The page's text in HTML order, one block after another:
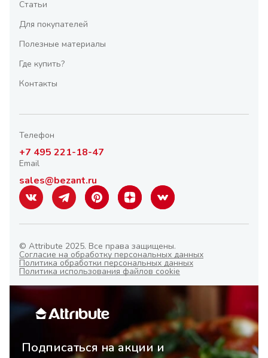
Статьи
Для покупателей
Полезные материалы
Где купить?
Контакты
Телефон
+7 495 221-18-47
Email
sales@bezant.ru
© Attribute 2025. Все права защищены.
Согласие на обработку персональных данных
Политика обработки персональных данных
Политика использования файлов cookie
Подписаться на акции и